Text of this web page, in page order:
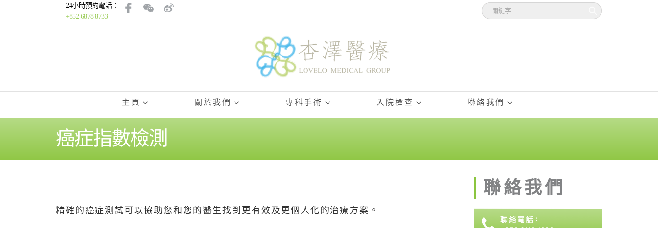
24小時預約電話：
+852 6878 8733
主頁 關於我們 專科手術 入院檢查 聯絡我們
癌症指數檢測
精確的癌症測試可以協助您和您的醫生找到更有效及更個人化的治療方案。
聯絡我們